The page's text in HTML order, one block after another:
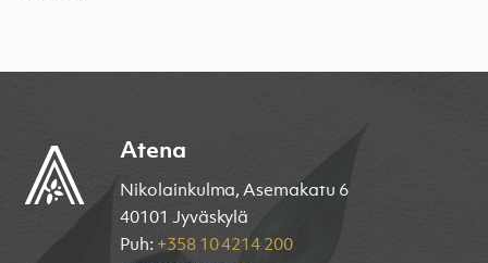
Atena
Nikolainkulma, Asemakatu 6
40101 Jyväskylä
Puh: +358 10 4214 200